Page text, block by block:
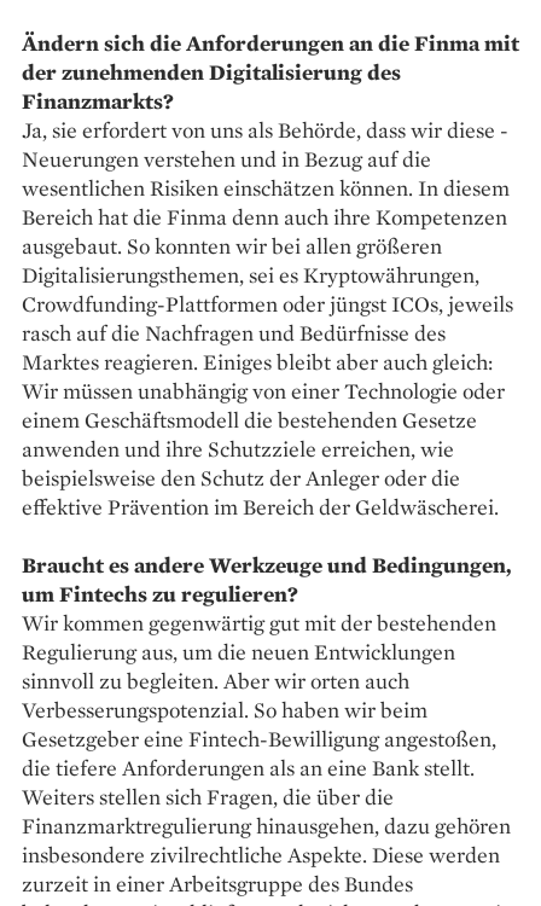
Ändern sich die Anforderungen an die Finma mit
der zunehmenden Digitalisierung des
Finanzmarkts?
Ja, sie erfordert von uns als Behörde, dass wir diese ­
Neuerungen verstehen und in Bezug auf die
wesentlichen Risiken einschätzen können. In diesem
Bereich hat die Finma denn auch ihre Kompetenzen
ausgebaut. So konnten wir bei allen größeren
Digitalisierungsthemen, sei es Kryptowährungen,
Crowdfunding-Plattformen oder jüngst ICOs, jeweils
rasch auf die Nachfragen und Bedürfnisse des
Marktes reagieren. Einiges bleibt aber auch gleich:
Wir müssen unabhängig von einer Technologie oder
einem Geschäftsmodell die bestehenden Gesetze
anwenden und ihre Schutzziele erreichen, wie
beispielsweise den Schutz der Anleger oder die
effektive Prävention im Bereich der Geldwäscherei.
Braucht es andere Werkzeuge und Bedingungen,
um Fintechs zu regulieren?
Wir kommen gegenwärtig gut mit der bestehenden
Regulierung aus, um die neuen Entwicklungen
sinnvoll zu begleiten. Aber wir orten auch
Verbesserungspotenzial. So haben wir beim
Gesetzgeber eine Fintech-Bewilligung angestoßen,
die tiefere Anforderungen als an eine Bank stellt.
Weiters stellen sich Fragen, die über die
Finanzmarkt­regulierung hinausgehen, dazu gehören
insbesondere zivilrechtliche Aspekte. Diese werden
zurzeit in einer Arbeitsgruppe des Bundes